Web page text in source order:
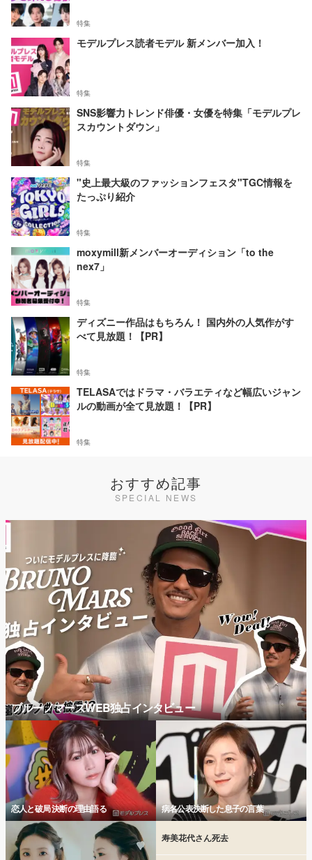
特集
モデルプレス読者モデル 新メンバー加入！
特集
SNS影響力トレンド俳優・女優を特集「モデルプレ
スカウントダウン」
特集
"史上最大級のファッションフェスタ"TGC情報を
たっぷり紹介
特集
moxymill新メンバーオーディション「to the
nex7」
特集
ディズニー作品はもちろん！ 国内外の人気作がす
べて見放題！【PR】
特集
TELASAではドラマ・バラエティなど幅広いジャン
ルの動画が全て見放題！【PR】
特集
おすすめ記事
SPECIAL NEWS
ブルーノマーズWEB独占インタビュー
恋人と破局 決断の理由語る 病名公表決断した息子の言葉
寿美花代さん死去